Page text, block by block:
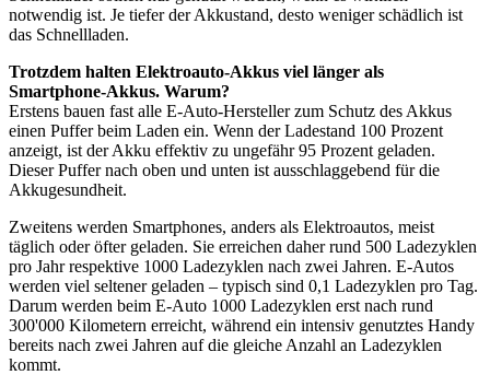
notwendig ist. Je tiefer der Akkustand, desto weniger schädlich ist
das Schnellladen.
Trotzdem halten Elektroauto-Akkus viel länger als
Smartphone-Akkus. Warum?
Erstens bauen fast alle E-Auto-Hersteller zum Schutz des Akkus
einen Puffer beim Laden ein. Wenn der Ladestand 100 Prozent
anzeigt, ist der Akku effektiv zu ungefähr 95 Prozent geladen.
Dieser Puffer nach oben und unten ist ausschlaggebend für die
Akkugesundheit.
Zweitens werden Smartphones, anders als Elektroautos, meist
täglich oder öfter geladen. Sie erreichen daher rund 500 Ladezyklen
pro Jahr respektive 1000 Ladezyklen nach zwei Jahren. E-Autos
werden viel seltener geladen – typisch sind 0,1 Ladezyklen pro Tag.
Darum werden beim E-Auto 1000 Ladezyklen erst nach rund
300'000 Kilometern erreicht, während ein intensiv genutztes Handy
bereits nach zwei Jahren auf die gleiche Anzahl an Ladezyklen
kommt.